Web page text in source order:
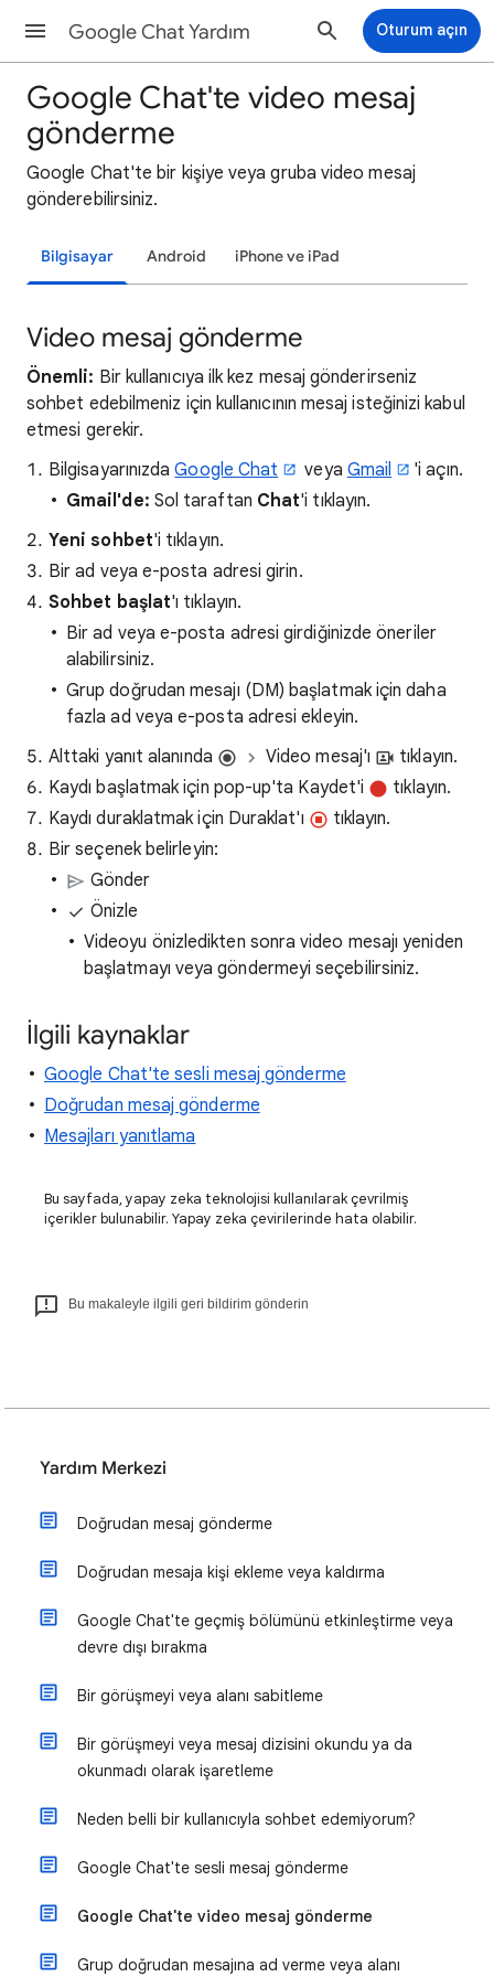
Google Chat Yardım Oturum açın
Google Chat'te video mesaj
gönderme
Google Chat'te bir kişiye veya gruba video mesaj
gönderebilirsiniz.
Bilgisayar Android iPhone ve iPad
Video mesaj gönderme
Önemli: Bir kullanıcıya ilk kez mesaj gönderirseniz
sohbet edebilmeniz için kullanıcının mesaj isteğinizi kabul
etmesi gerekir.
BilgisayarınızdaGoogle Chat veya Gmail
'i açın.
Gmail'de: Sol taraftan Chat'i tıklayın.
Yeni sohbet'i tıklayın.
Bir ad veya e-posta adresi girin.
Sohbet başlat'ı tıklayın.
Bir ad veya e-posta adresi girdiğinizde öneriler
alabilirsiniz.
Grup doğrudan mesajı (DM) başlatmak için daha
fazla ad veya e-posta adresi ekleyin.
Alttaki yanıt alanında
Video mesaj'ı
tıklayın.
Kaydı başlatmak için pop-up'ta Kaydet'i
tıklayın.
Kaydı duraklatmak için Duraklat'ı
tıklayın.
Bir seçenek belirleyin:
Gönder
Önizle
Videoyu önizledikten sonra video mesajı yeniden
başlatmayı veya göndermeyi seçebilirsiniz.
İlgili kaynaklar
Google Chat'te sesli mesaj gönderme
Doğrudan mesaj gönderme
Mesajları yanıtlama
Bu sayfada, yapay zeka teknolojisi kullanılarak çevrilmiş
içerikler bulunabilir. Yapay zeka çevirilerinde hata olabilir.
Bu makaleyle ilgili geri bildirim gönderin
Yardım Merkezi
Doğrudan mesaj gönderme
Doğrudan mesaja kişi ekleme veya kaldırma
Google Chat'te geçmiş bölümünü etkinleştirme veya
devre dışı bırakma
Bir görüşmeyi veya alanı sabitleme
Bir görüşmeyi veya mesaj dizisini okundu ya da
okunmadı olarak işaretleme
Neden belli bir kullanıcıyla sohbet edemiyorum?
Google Chat'te sesli mesaj gönderme
Google Chat'te video mesaj gönderme
Grup doğrudan mesajına ad verme veya alanı